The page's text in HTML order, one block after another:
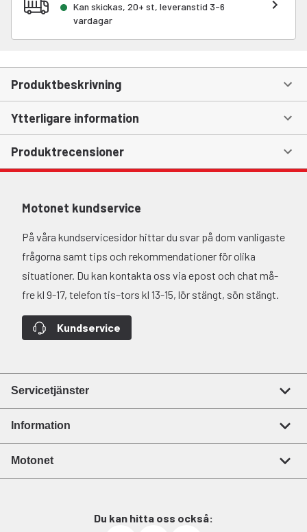
Kan skickas, 20+ st, leveranstid 3-6
vardagar
Produktbeskrivning
Ytterligare information
Produktrecensioner
Motonet kundservice
På våra kundservicesidor hittar du svar på dom vanligaste
frågorna samt tips och rekommendationer för olika
situationer. Du kan kontakta oss via epost och chat må-
fre kl 9-17, telefon tis–tors kl 13-15, lör stängt, sön stängt.
Kundservice
Servicetjänster
Information
Motonet
Du kan hitta oss också: